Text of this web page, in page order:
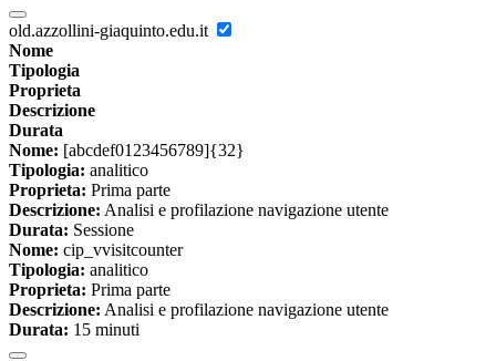
old.azzollini-giaquinto.edu.it
Nome
Tipologia
Proprieta
Descrizione
Durata
Nome: [abcdef0123456789]{32}
Tipologia: analitico
Proprieta: Prima parte
Descrizione: Analisi e profilazione navigazione utente
Durata: Sessione
Nome: cip_vvisitcounter
Tipologia: analitico
Proprieta: Prima parte
Descrizione: Analisi e profilazione navigazione utente
Durata: 15 minuti